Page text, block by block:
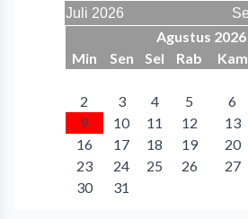
Juli 2026
Agustus 2026
Min
Sen Sel Rab Kam
2
3 4 5 6
9
10 11 12 13
16
17 18 19 20
23
24 25 26 27
30
31